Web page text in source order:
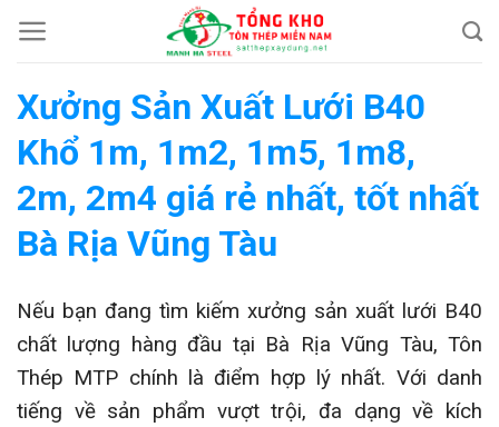
Chuyển
đến
dung
Xưởng Sản Xuất Lưới B40
Khổ 1m, 1m2, 1m5, 1m8,
2m, 2m4 giá rẻ nhất, tốt nhất
Bà Rịa Vũng Tàu
Nếu bạn đang tìm kiếm xưởng sản xuất lưới B40
chất lượng hàng đầu tại Bà Rịa Vũng Tàu, Tôn
Thép MTP chính là điểm hợp lý nhất. Với danh
tiếng về sản phẩm vượt trội, đa dạng về kích